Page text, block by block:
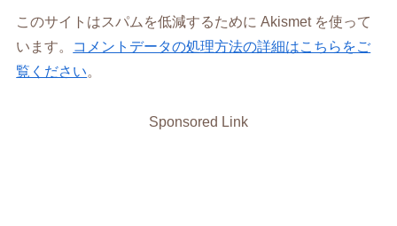
このサイトはスパムを低減するために Akismet を使って
います。
コメントデータの処理方法の詳細はこちらをご
覧ください。
Sponsored Link